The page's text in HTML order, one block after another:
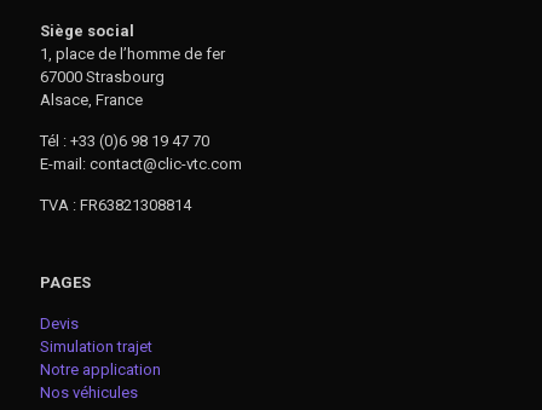
Siège social
1, place de l’homme de fer
67000 Strasbourg
Alsace, France
Tél : +33 (0)6 98 19 47 70
E-mail: contact@clic-vtc.com
TVA : FR63821308814
PAGES
Devis
Simulation trajet
Notre application
Nos véhicules